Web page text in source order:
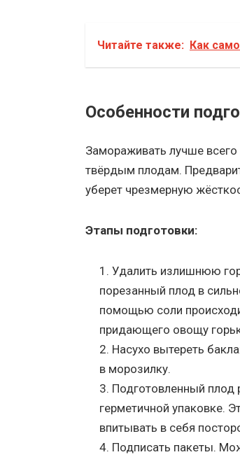
Читайте также: Как
Особенности
Замораживать лучше
твёрдым плодам.
уберет чрезмерную
Этапы подготовки:
Удалить излишнюю
порезанный плод в
помощью соли
придающего овощу
Насухо вытереть
в морозилку.
Подготовленный плод
герметичной упаковке.
впитывать в себя
Подписать пакеты.